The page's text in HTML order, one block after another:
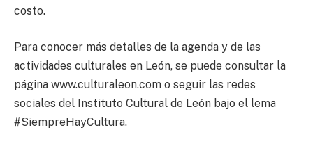
costo.
Para conocer más detalles de la agenda y de las
actividades culturales en León, se puede consultar la
página www.culturaleon.com o seguir las redes
sociales del Instituto Cultural de León bajo el lema
#SiempreHayCultura.